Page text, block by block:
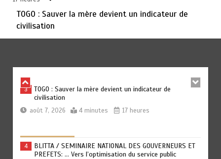
TOGO : Sauver la mère devient un indicateur de
civilisation
d’avoir une Feuille de route
3
TOGO : Sauver la mère devient un indicateur de
civilisation
août 7, 2026 4 minutes 17 heures
4
BLITTA / SEMINAIRE NATIONAL DES GOUVERNEURS ET
PREFETS: … Vers l’optimisation du service public